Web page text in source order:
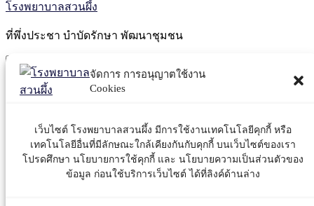
จัดการ การอนุญาตใช้งาน
Cookies
เว็บไซต์ โรงพยาบาลสวนผึ้ง มีการใช้งานเทคโนโลยีคุกกี้ หรือ
เทคโนโลยีอื่นที่มีลักษณะใกล้เคียงกันกับคุกกี้ บนเว็บไซต์ของเรา
โปรดศึกษา นโยบายการใช้คุกกี้ และ นโยบายความเป็นส่วนตัวของ
ข้อมูล ก่อนใช้บริการเว็บไซต์ ได้ที่ลิงค์ด้านล่าง
โรงพยาบาลสวนผึ้ง
ที่พึ่งประชา บำบัดรักษา พัฒนาชุมชน
Menu
ประกาศแผนจัดซื้อ โปรแกรม IPD
Paperless
SUANPHUENG
26 พฤศจิกายน 2025